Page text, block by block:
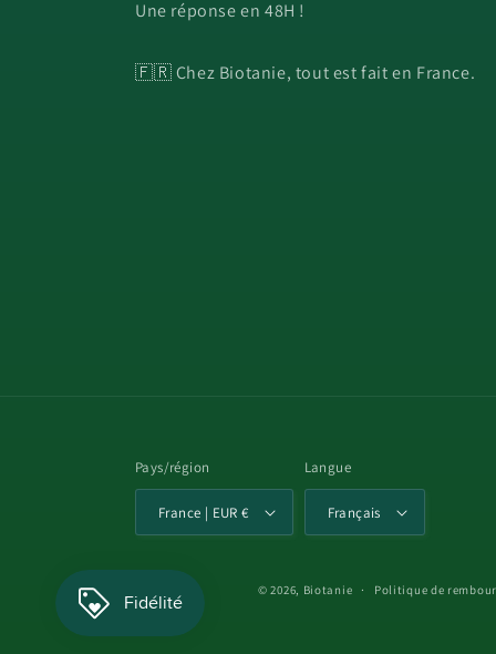
Une réponse en 48H !
🇫🇷 Chez Biotanie, tout est fait en France.
Pays/région
France | EUR €
Langue
Français
© 2026, Biotanie Politique de